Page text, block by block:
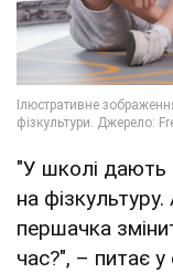
"У школі дають
на
першачка
час?", – питає